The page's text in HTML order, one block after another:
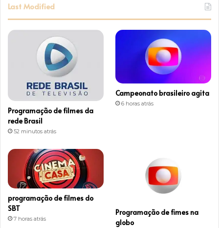
Last Modified
Programação de filmes da
rede Brasil
52 minutos atrás
Campeonato brasileiro agita
6 horas atrás
programação de filmes do
SBT
7 horas atrás
Programação de fimes na
globo